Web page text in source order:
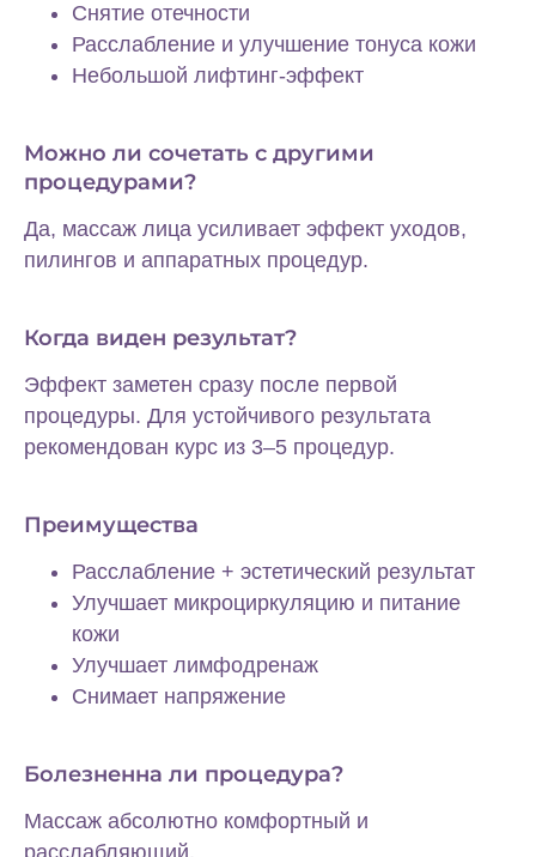
Снятие отечности
Расслабление и улучшение тонуса кожи
Небольшой лифтинг-эффект
Можно ли сочетать с другими
процедурами?
Да, массаж лица усиливает эффект уходов,
пилингов и аппаратных процедур.
Когда виден результат?
Эффект заметен сразу после первой
процедуры. Для устойчивого результата
рекомендован курс из 3–5 процедур.
Преимущества
Расслабление + эстетический результат
Улучшает микроциркуляцию и питание
кожи
Улучшает лимфодренаж
Снимает напряжение
Болезненна ли процедура?
Массаж абсолютно комфортный и
гинеколога-
климактеролога вы
получаете:
✓ Рекомендации по эстетическим
и рекомендаций